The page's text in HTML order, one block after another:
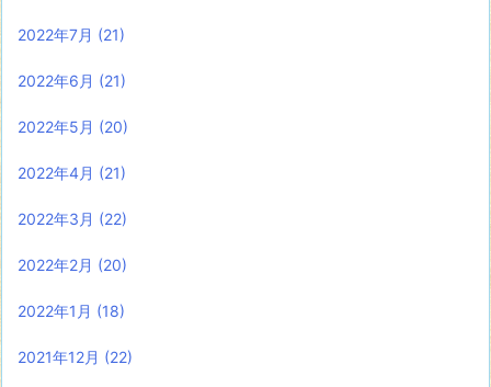
2022年7月 (21)
2022年6月 (21)
2022年5月 (20)
2022年4月 (21)
2022年3月 (22)
2022年2月 (20)
2022年1月 (18)
2021年12月 (22)